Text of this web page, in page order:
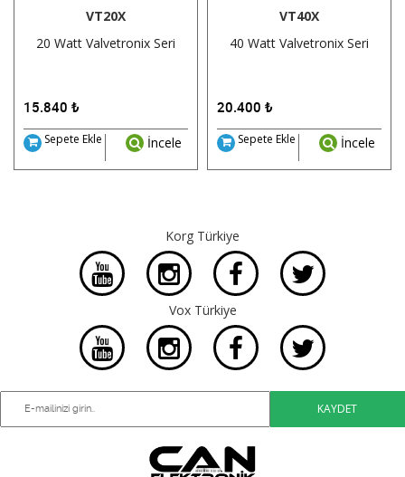
VT20X
20 Watt Valvetronix Seri
15.840 ₺
Sepete Ekle İncele
VT40X
40 Watt Valvetronix Seri
20.400 ₺
Sepete Ekle İncele
Korg Türkiye
Vox Türkiye